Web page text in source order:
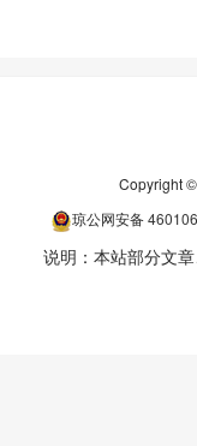
Copyright
琼公网安备
说明：本站部分文